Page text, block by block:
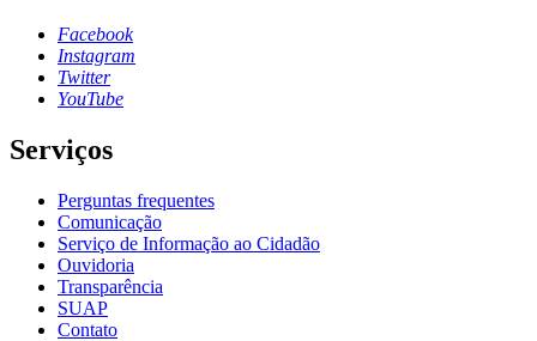
Facebook
Instagram
Twitter
YouTube
Serviços
Perguntas frequentes
Comunicação
Serviço de Informação ao Cidadão
Ouvidoria
Transparência
SUAP
Contato